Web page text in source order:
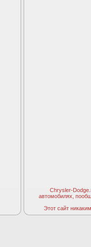
Chrysler-
автомобилях,
Этот сайт